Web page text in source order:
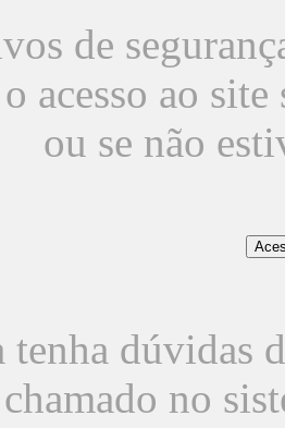
de
acesso ao
ou se não
tenha dúvidas
no